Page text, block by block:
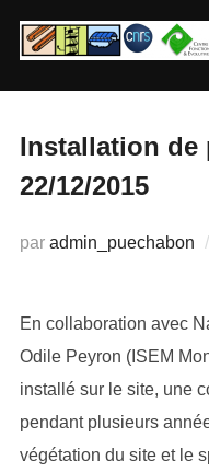
Installation de
22/12/2015
par admin_puechabon
En collaboration avec
Odile Peyron (ISEM
installé sur le site, une
pendant plusieurs
végétation du site et le